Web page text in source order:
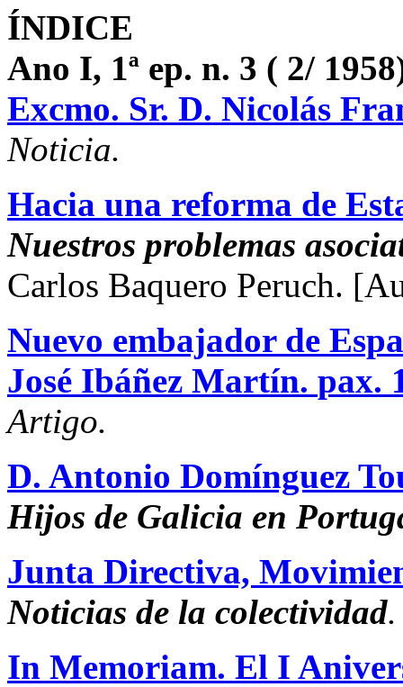
ÍNDICE
Ano I, 1ª ep. n. 3 ( 2/
Excmo. Sr. D. Nicolás
Noticia.
Hacia una reforma de
Nuestros problemas
Carlos Baquero Peruch.
Nuevo embajador de
José Ibáñez Martín. pax.
Artigo.
D. Antonio Domínguez
Hijos de Galicia en
Junta Directiva,
Noticias de la colectividad
In Memoriam. El I